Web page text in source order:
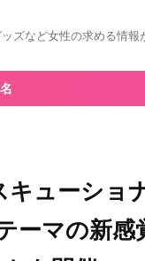
ズなど女性の求める情報
キューシ
ーマの新